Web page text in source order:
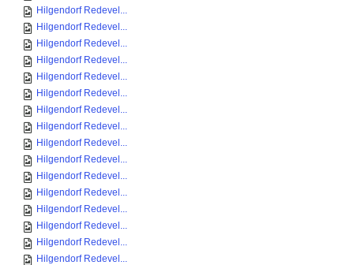
Hilgendorf Redevel...
Hilgendorf Redevel...
Hilgendorf Redevel...
Hilgendorf Redevel...
Hilgendorf Redevel...
Hilgendorf Redevel...
Hilgendorf Redevel...
Hilgendorf Redevel...
Hilgendorf Redevel...
Hilgendorf Redevel...
Hilgendorf Redevel...
Hilgendorf Redevel...
Hilgendorf Redevel...
Hilgendorf Redevel...
Hilgendorf Redevel...
Hilgendorf Redevel...